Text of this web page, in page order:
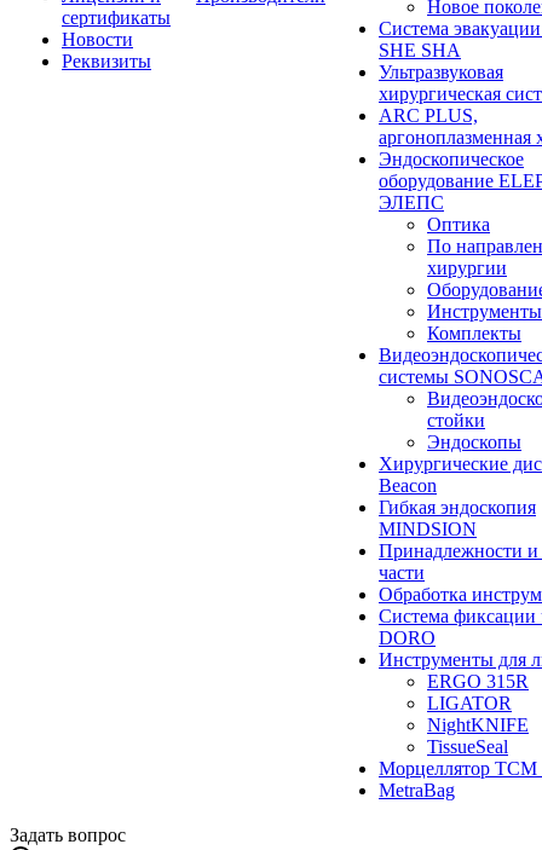
сертификаты
Новости
Реквизиты
Новое
Система
SHE SHA
Ультразвуковая
хирургическая
ARC PLUS,
аргоноплазменная
Эндоскопическое
оборудование
ЭЛЕПС
Оптика
По
хирургии
Инструменты
Комплекты
системы
стойки
Эндоскопы
Хирургические
Beacon
Гибкая эндоскопия
MINDSION
Принадлежности и
части
Обработка
Система фиксации
DORO
Инструменты для
ERGO 315R
LIGATOR
NightKNIFE
TissueSeal
Морцеллятор ТСМ
MetraBag
Задать вопрос